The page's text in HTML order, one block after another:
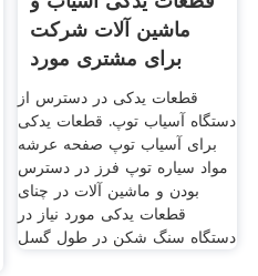
ماشین آلات شرکت
برای مشتری مورد
قطعات یدکی در دسترس از
دستگاه آسیاب توپ. قطعات یدکی
برای آسیاب توپ صفحه عرشه
مواد سیاره توپ فرز در دسترس
بودن و ماشین آلات در چنای
قطعات یدکی مورد نیاز در
دستگاه سنگ شکن در طول گسل